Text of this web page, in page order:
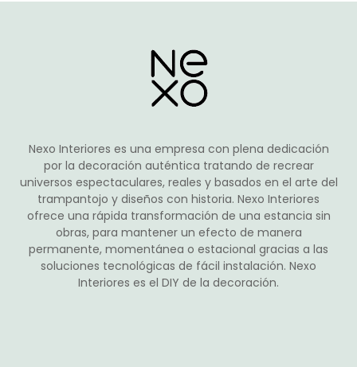
producto
Nexo Interiores es una empresa con plena dedicación
por la decoración auténtica tratando de recrear
universos espectaculares, reales y basados en el arte del
trampantojo y diseños con historia. Nexo Interiores
ofrece una rápida transformación de una estancia sin
obras, para mantener un efecto de manera
permanente, momentánea o estacional gracias a las
soluciones tecnológicas de fácil instalación. Nexo
Interiores es el DIY de la decoración.